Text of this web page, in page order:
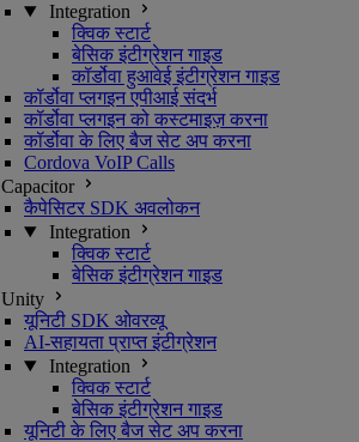
Integration
क्विक स्टार्ट
बेसिक इंटीग्रेशन गाइड
कॉर्डोवा हुआवेई इंटीग्रेशन गाइड
कॉर्डोवा प्लगइन एपीआई संदर्भ
कॉर्डोवा प्लगइन को कस्टमाइज़ करना
कॉर्डोवा के लिए बैज सेट अप करना
Cordova VoIP Calls
Capacitor
कैपेसिटर SDK अवलोकन
Integration
क्विक स्टार्ट
बेसिक इंटीग्रेशन गाइड
Unity
यूनिटी SDK ओवरव्यू
AI-सहायता प्राप्त इंटीग्रेशन
Integration
क्विक स्टार्ट
बेसिक इंटीग्रेशन गाइड
यूनिटी के लिए बैज सेट अप करना